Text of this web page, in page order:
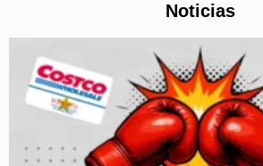
Noticias